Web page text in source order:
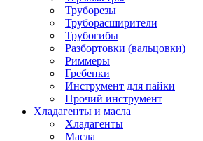
Труборезы
Труборасширители
Трубогибы
Разбортовки (вальцовки)
Риммеры
Гребенки
Инструмент для пайки
Прочий инструмент
Хладагенты и масла
Хладагенты
Масла